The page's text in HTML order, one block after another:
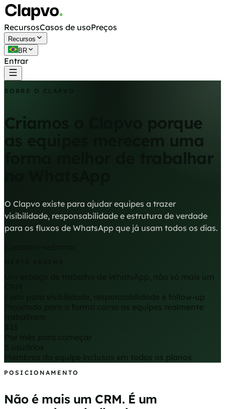
RecursosCasos de usoPreços
Recursos
BR
EntrarComeçar grátis
SOBRE O CLAPVO
Criamos o Clapvo porque
as equipes merecem uma
forma melhor de trabalhar
O Clapvo existe para ajudar equipes a trazer
visibilidade, responsabilidade e estrutura de verdade
para os fluxos de WhatsApp que já usam todos os dias.
Um espaço de trabalho de WhatsApp, não só mais um
Feito para visibilidade, responsabilidade e follow-up
Projetado para a forma como as equipes realmente
Membros da equipe inclusos em todos os planos
POSICIONAMENTO
Não é mais um CRM. É um